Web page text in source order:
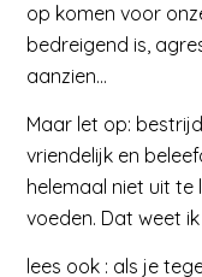
op komen voor
bedreigend is,
aanzien…
Maar let op:
vriendelijk en
helemaal niet uit te
voeden. Dat weet
lees ook : als je